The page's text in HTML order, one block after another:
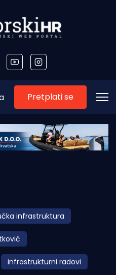
Pretplati se
infrastruktura
infrastrukturni radovi